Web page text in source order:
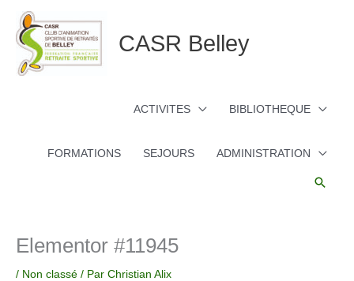
contenu
CASR Belley
ACTIVITES BIBLIOTHEQUE
FORMATIONS SEJOURS ADMINISTRATION
Elementor #11945
/ Non classé / Par Christian Alix